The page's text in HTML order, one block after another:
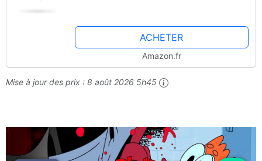
ACHETER
Amazon.fr
Mise à jour des prix : 8 août 2026 5h45